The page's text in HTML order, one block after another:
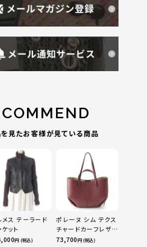
見たお客様が見ている商品
メス テーラード
ット
円 (税込)
ポレーヌ シム テクス
チャードカーフレザ
ー トートバッグ ダー
73,700円 (税込)